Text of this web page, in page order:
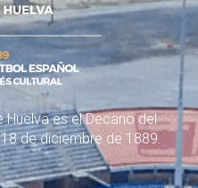
Huelva es el Decano del
de diciembre de 1889.